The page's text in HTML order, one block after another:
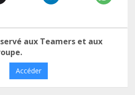
aux Teamers et aux
Accéder